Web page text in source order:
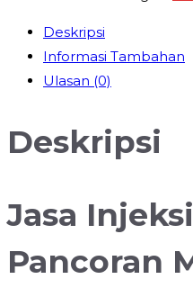
Deskripsi
Informasi Tambahan
Ulasan (0)
Deskripsi
Jasa
Pancoran